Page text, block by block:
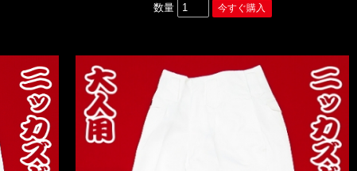
数量